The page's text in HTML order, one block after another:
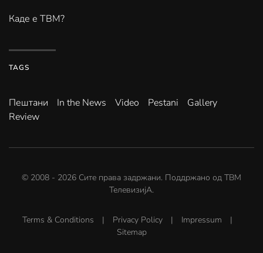
Каде е ТВМ?
TAGS
Пештани In the News Video Pestani
Gallery
Review
© 2008 - 2026 Сите права задржани. Поддржано од ТВМ
ТелевизијА.
Terms & Conditions | Privacy Policy | Impressum |
Sitemap